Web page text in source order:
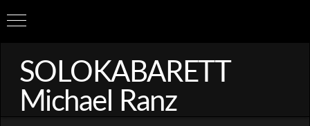
SOLOKABARETT
Michael Ranz